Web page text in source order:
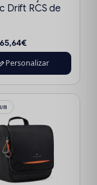
Drift RCS de
65,64€
Personalizar